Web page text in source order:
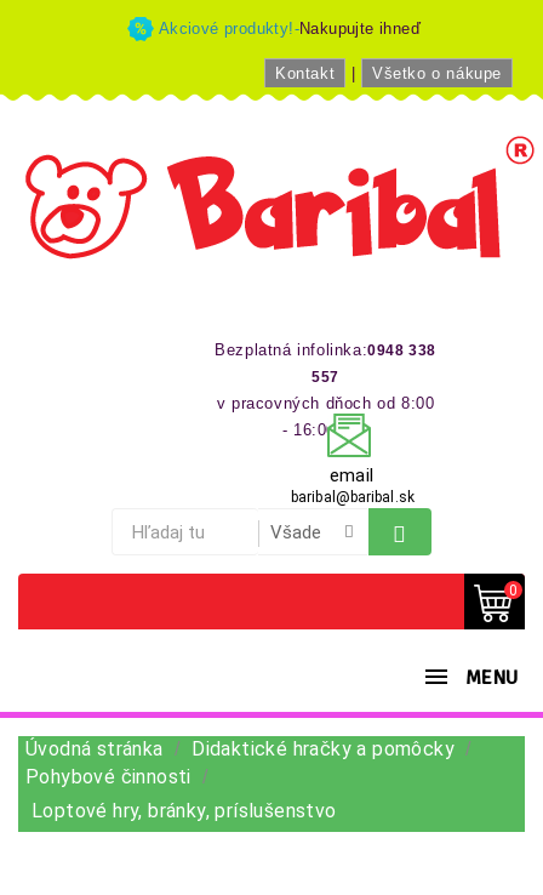
Akciové produkty!-Nakupujte ihneď
Kontakt Všetko o nákupe
Bezplatná infolinka:0948 338
557
v pracovných dňoch od 8:00
- 16:00 hod
email
baribal@baribal.sk
0
MENU
Úvodná stránka
Didaktické hračky a pomôcky
Pohybové činnosti
Loptové hry, bránky, príslušenstvo